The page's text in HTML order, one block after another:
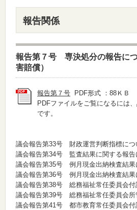
報告関係
報告第７号 専決処分の報告に
害賠償）
報告第７号 PDF形式 ：88ＫＢ
PDFファイルをご覧になるには、
です。
議会報告第33号 財政運営判断指標につ
議会報告第34号 監査結果に関する報告
議会報告第35号 例月現金出納検査結果
議会報告第36号 例月現金出納検査結果
議会報告第38号 総務福祉常任委員会付
議会報告第39号 総務福祉常任委員会所
議会報告第41号 都市教育常任委員会付